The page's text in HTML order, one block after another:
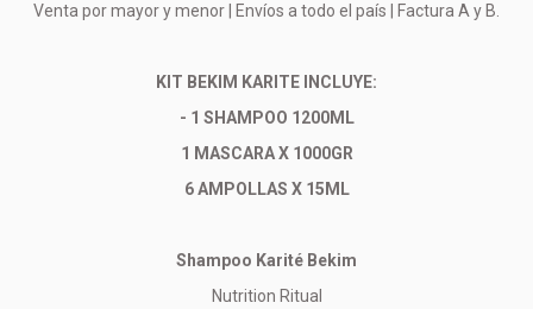
Venta por mayor y menor | Envíos a todo el país | Factura A y B.
KIT BEKIM KARITE INCLUYE:
- 1 SHAMPOO 1200ML
1 MASCARA X 1000GR
6 AMPOLLAS X 15ML
Shampoo Karité Bekim
Nutrition Ritual